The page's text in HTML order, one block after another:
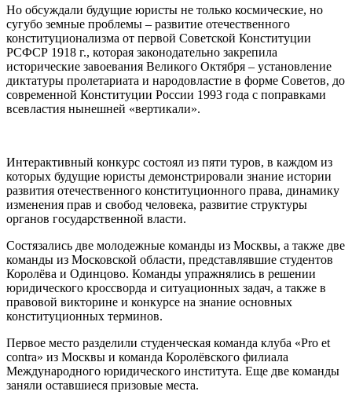
Но обсуждали будущие юристы не только космические, но
сугубо земные проблемы – развитие отечественного
конституционализма от первой Советской Конституции
РСФСР 1918 г., которая законодательно закрепила
исторические завоевания Великого Октября – установление
диктатуры пролетариата и народовластие в форме Советов, до
современной Конституции России 1993 года с поправками
всевластия нынешней «вертикали».
Интерактивный конкурс состоял из пяти туров, в каждом из
которых будущие юристы демонстрировали знание истории
развития отечественного конституционного права, динамику
изменения прав и свобод человека, развитие структуры
органов государственной власти.
Состязались две молодежные команды из Москвы, а также две
команды из Московской области, представлявшие студентов
Королёва и Одинцово. Команды упражнялись в решении
юридического кроссворда и ситуационных задач, а также в
правовой викторине и конкурсе на знание основных
конституционных терминов.
Первое место разделили студенческая команда клуба «Pro et
contra» из Москвы и команда Королёвского филиала
Международного юридического института. Еще две команды
заняли оставшиеся призовые места.